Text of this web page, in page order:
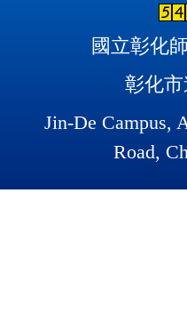
國立彰化
彰化
Jin-De Campus,
Road,